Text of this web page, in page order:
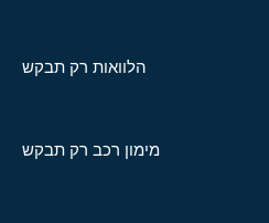
הלוואות רק תבקש
מימון רכב רק תבקש